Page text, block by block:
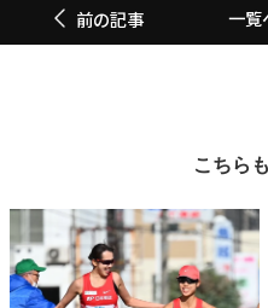
前の記事 一覧
こちら